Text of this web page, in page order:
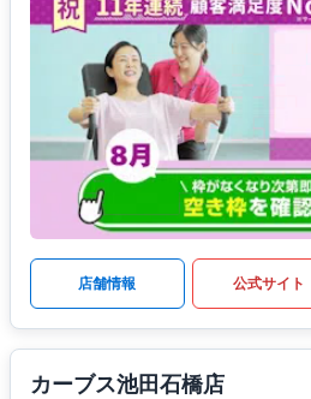
店舗情報 公式サイト
カーブス池田石橋店